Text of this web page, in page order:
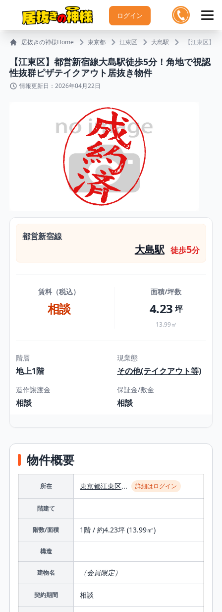
ログイン
居抜きの神様Home 東京都 江東区 大島駅 【江東区】
【江東区】都営新宿線大島駅徒歩5分！角地で視認
性抜群ピザテイクアウト居抜き物件
情報更新日：2026年04月22日
都営新宿線
大島駅 徒歩5分
賃料（税込）
相談
面積/坪数
4.23 坪
13.99㎡
階層
地上1階
現業態
その他(テイクアウト等)
造作譲渡金
相談
保証金/敷金
相談
物件概要
所在 東京都江東区... 詳細はログイン
階建て
階数/面積 1階 / 約4.23坪 (13.99㎡)
構造
建物名 （会員限定）
契約期間 相談